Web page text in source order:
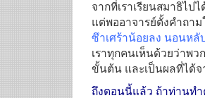
จากที่เราเรียนสมาธิไป
แต่พออาจารย์ตั้งคำถาม
ซึาเศร้าน้อยลง นอนห
เราทุกคนเห็นด้วยว่าพ
ขั้นต้น และเป็นผลที่ได้จ
ถึงตอนนี้แล้ว ถ้าท่านทำ